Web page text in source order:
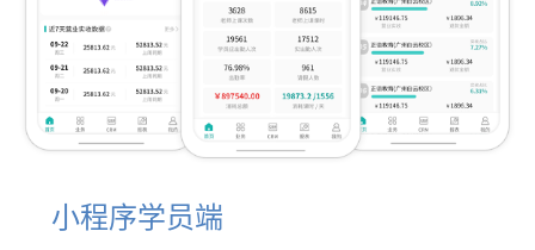
小程序学员端